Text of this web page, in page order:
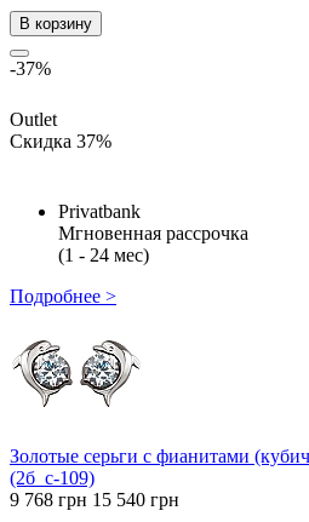
В корзину
-37%
Outlet
Скидка 37%
Privatbank
Мгновенная рассрочка
(1 - 24 мес)
Подробнее >
Золотые серьги с фианитами
(2б_с-109)
9 768 грн 15 540 грн